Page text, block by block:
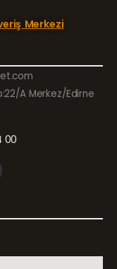
Merkezi
A Merkez/Edirne
00